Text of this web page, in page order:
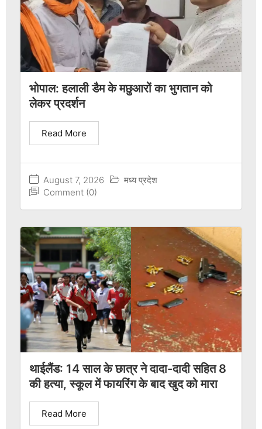
भोपाल: हलाली डैम के मछुआरों का भुगतान को
लेकर प्रदर्शन
August 7, 2026
मध्य प्रदेश
Comment (0)
Read More
थाईलैंड: 14 साल के छात्र ने दादा-दादी सहित 8
की हत्या, स्कूल में फायरिंग के बाद खुद को मारा
Read More